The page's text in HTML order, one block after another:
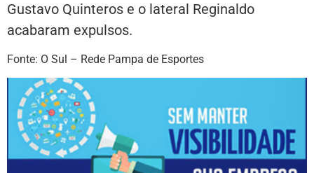
Gustavo Quinteros e o lateral Reginaldo
acabaram expulsos.
Fonte: O Sul – Rede Pampa de Esportes